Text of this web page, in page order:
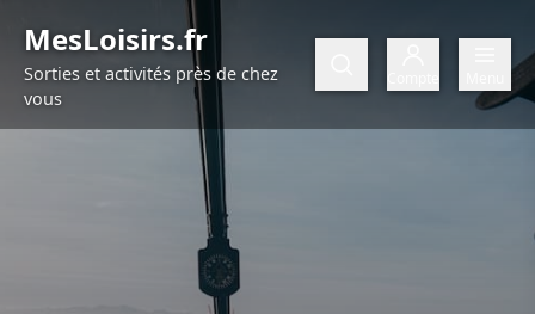
MesLoisirs.fr
Sorties et activités près de chez
vous